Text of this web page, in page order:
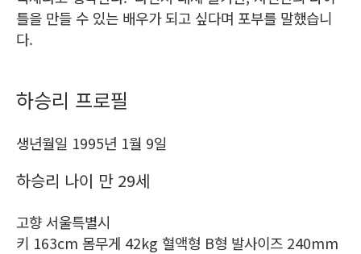
틀을 만들 수 있는 배우가 되고 싶다며 포부를 말했습니
다.
하승리 프로필
생년월일 1995년 1월 9일
하승리 나이 만 29세
고향 서울특별시
키 163cm 몸무게 42kg 혈액형 B형 발사이즈 240mm